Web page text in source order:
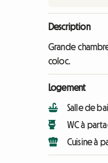
Description
Grande
coloc.
Logement
Salle de
WC à
Cuisine à